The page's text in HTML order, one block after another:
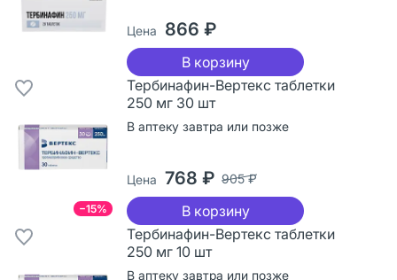
Цена 866 ₽
В корзину
−15%
Тербинафин-Вертекс таблетки
250 мг 30 шт
В аптеку завтра или позже
Цена 768 ₽ 905 ₽
В корзину
Тербинафин-Вертекс таблетки
250 мг 10 шт
В аптеку завтра или позже